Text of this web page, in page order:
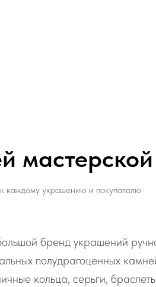
мастерской
каждому украшению и покупателю
бренд украшений
полудрагоценных
кольца, серьги,